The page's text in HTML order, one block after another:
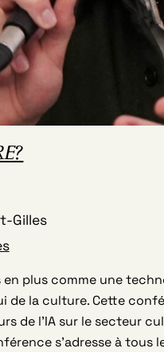
Gilles
en plus comme une
de la culture. Cette
de l’IA sur le secteur
s’adresse à tous